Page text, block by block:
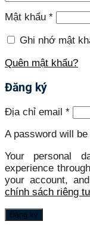
Mật khẩu *
Ghi nhớ mật
Quên mật khẩu?
Đăng ký
Địa chỉ email *
A password will
Your personal
experience
your account,
chính sách riêng
Đăng ký